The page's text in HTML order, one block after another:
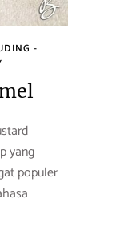
-
yang
populer